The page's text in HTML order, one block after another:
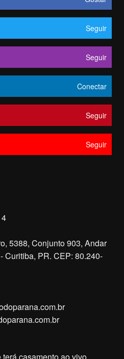
Seguir
Seguir
Conectar
Seguir
Seguir
5388, Conjunto 903, Andar
Curitiba, PR. CEP: 80.240-